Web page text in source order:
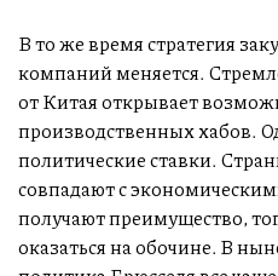
В то же время стратегия
компаний меняется.
от Китая открывает
производственных хабов.
политические ставки.
совпадают с
получают преимущество,
оказаться на обочине. В